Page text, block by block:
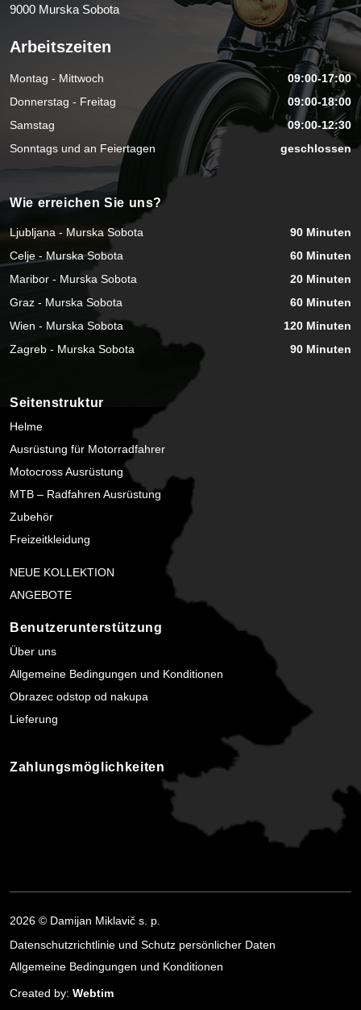
9000 Murska Sobota
Arbeitszeiten
Montag - Mittwoch
09:00-17:00
Donnerstag - Freitag
09:00-18:00
Samstag
09:00-12:30
Sonntags und an Feiertagen
geschlossen
Wie erreichen Sie uns?
Ljubljana - Murska Sobota
90 Minuten
Celje - Murska Sobota
60 Minuten
Maribor - Murska Sobota
20 Minuten
Graz - Murska Sobota
60 Minuten
Wien - Murska Sobota
120 Minuten
Zagreb - Murska Sobota
90 Minuten
Seitenstruktur
Helme
Ausrüstung für Motorradfahrer
Motocross Ausrüstung
MTB – Radfahren Ausrüstung
Zubehör
Freizeitkleidung
NEUE KOLLEKTION
ANGEBOTE
Benutzerunterstützung
Über uns
Allgemeine Bedingungen und Konditionen
Obrazec odstop od nakupa
Lieferung
Zahlungsmöglichkeiten
2026 © Damijan Miklavič s. p.
Datenschutzrichtlinie und Schutz persönlicher Daten
Allgemeine Bedingungen und Konditionen
Created by: Webtim